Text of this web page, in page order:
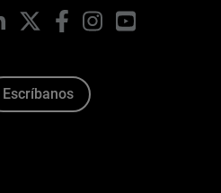
LinkedIn FacebookInstagramYouTube
Escríbanos